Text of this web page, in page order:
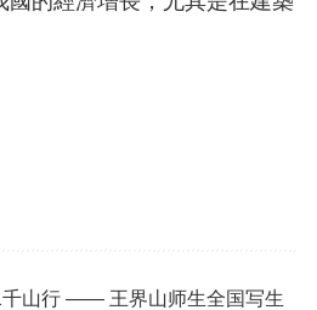
千山行 —— 王界山师生全国写生